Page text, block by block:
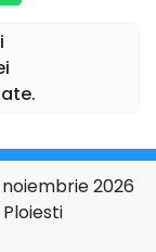
2026